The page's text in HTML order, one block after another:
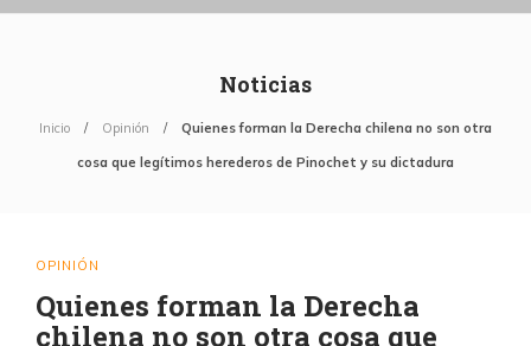
Noticias
Inicio Opinión Quienes forman la Derecha chilena no son otra
cosa que legítimos herederos de Pinochet y su dictadura
OPINIÓN
Quienes forman la Derecha
chilena no son otra cosa que